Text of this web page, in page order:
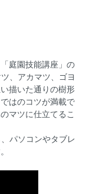
庭園技能講座」の
、アカマツ、ゴヨ
描いた通りの樹形
はのコツが満載で
マツに仕立てるこ
パソコンやタブレ